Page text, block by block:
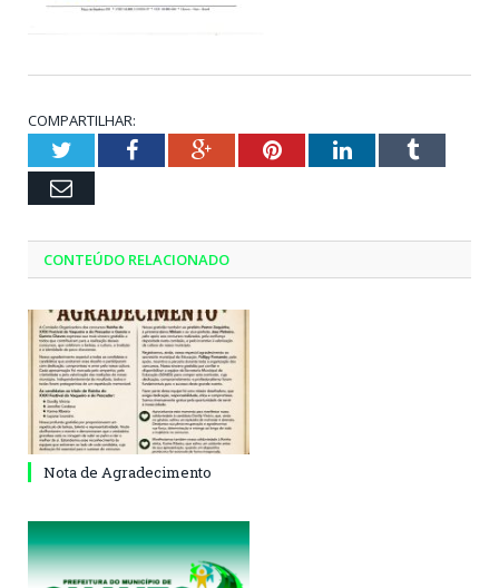
COMPARTILHAR:
TwitterFacebookGoogle+PinterestLinkedInTumblr
Email
CONTEÚDO RELACIONADO
Nota de Agradecimento